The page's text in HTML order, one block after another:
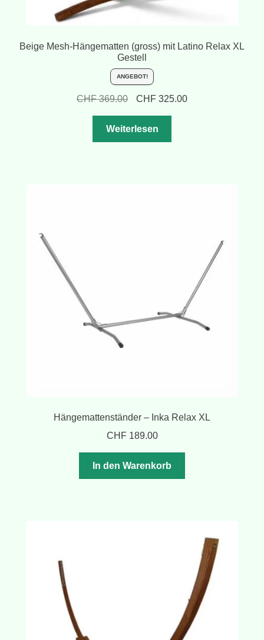
Beige Mesh-Hängematten (gross) mit Latino Relax XL
Gestell
ANGEBOT!
CHF369.00
Ursprünglicher
war:
CHF 369.00
CHF325.00Aktueller
Weiterlesen
Hängemattenständer – Inka Relax XL
CHF189.00
In den Warenkorb